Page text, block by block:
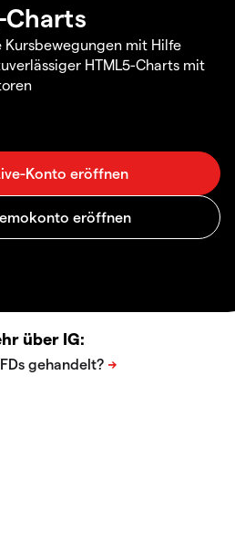
Kursbewegungen mit Hilfe
HTML5-Charts mit
über IG: